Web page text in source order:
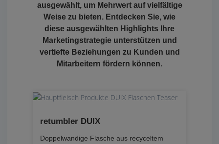
ausgewählt, um Mehrwert auf vielfältige
Weise zu bieten. Entdecken Sie, wie
diese ausgewählten Highlights Ihre
Marketingstrategie unterstützen und
vertiefte Beziehungen zu Kunden und
Mitarbeitern fördern können.
retumbler DUIX
Doppelwandige Flasche aus recyceltem